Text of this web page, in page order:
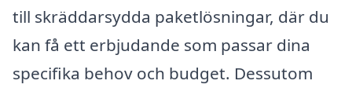
till skräddarsydda paketlösningar, där du
kan få ett erbjudande som passar dina
specifika behov och budget. Dessutom